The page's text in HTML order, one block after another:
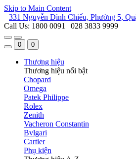
Skip to Main Content
331 Nguyễn Đình Chiểu, Phường 5,
Call Us: 1800 0091 | 028 3833 9999
0 0
Thương hiệu
Thương hiệu nổi bật
Chopard
Omega
Patek Philippe
Rolex
Zenith
Vacheron Constantin
Bvlgari
Cartier
Phụ kiện